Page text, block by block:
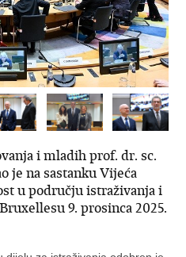
i mladih prof. dr. sc.
je na sastanku Vijeća
u području istraživanja i
9. prosinca 2025.